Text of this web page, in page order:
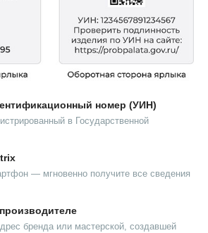
номер (УИН)
в Государственной
— мгновенно получите все сведения
бренда или мастерской, создавшей